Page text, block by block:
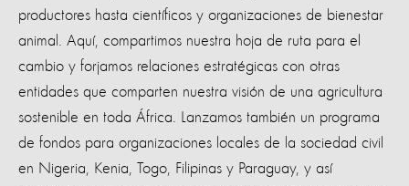
productores hasta científicos y organizaciones de bienestar
animal. Aquí, compartimos nuestra hoja de ruta para el
cambio y forjamos relaciones estratégicas con otras
entidades que comparten nuestra visión de una agricultura
sostenible en toda África. Lanzamos también un programa
de fondos para organizaciones locales de la sociedad civil
en Nigeria, Kenia, Togo, Filipinas y Paraguay, y así